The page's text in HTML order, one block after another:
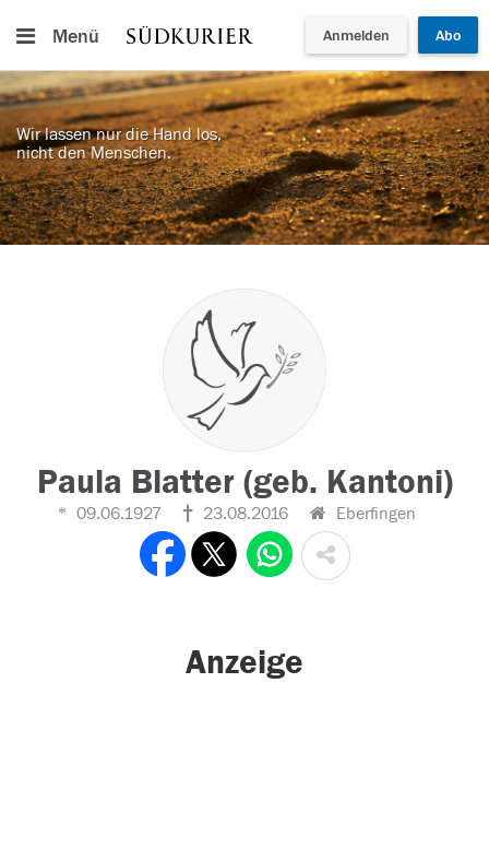
Menü Anmelden Abo
Wir lassen nur die Hand los,
nicht den Menschen.
Paula Blatter (geb. Kantoni)
09.06.1927 23.08.2016 Eberfingen
Anzeige